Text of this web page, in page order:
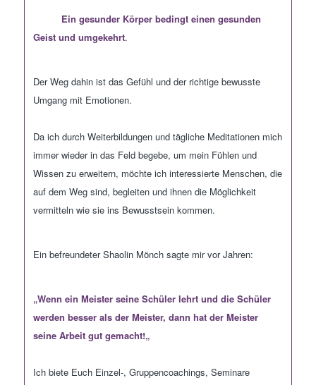
Ein gesunder Körper bedingt einen gesunden
Geist und umgekehrt.
Der Weg dahin ist das Gefühl und der richtige bewusste
Umgang mit Emotionen.
Da ich durch Weiterbildungen und tägliche Meditationen mich
immer wieder in das Feld begebe, um mein Fühlen und
Wissen zu erweitern, möchte ich interessierte Menschen, die
auf dem Weg sind, begleiten und ihnen die Möglichkeit
vermitteln wie sie ins Bewusstsein kommen.
Ein befreundeter Shaolin Mönch sagte mir vor Jahren:
„Wenn ein Meister seine Schüler lehrt und die Schüler
werden besser als der Meister, dann hat der Meister
seine Arbeit gut gemacht!„
Ich biete Euch Einzel-, Gruppencoachings, Seminare